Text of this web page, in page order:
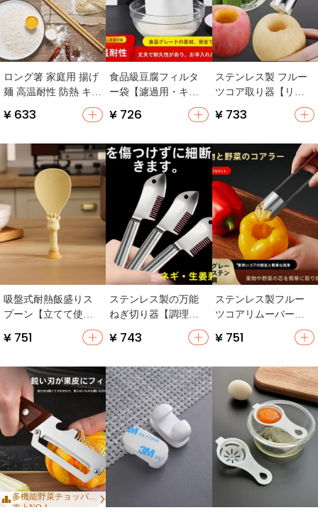
ロング箸 家庭用 揚げ
麺 高温耐性 防熱 キッ
¥ 633
食品級豆腐フィルタ
ー袋【濾過用・キッ
チン用・果汁や豆浆
の濾しこしに最適】
¥ 726
ステンレス製 フルー
ツコア取り器【リン
用】
¥ 733
吸盤式耐熱飯盛りス
プーン【立てて使え
る・食品グレード・
台所用】
¥ 751
ステンレス製の万能
ねぎ切り器【調理用
小道具・便利な多機
能デザイン】
¥ 743
ステンレス製フルー
ツコアリムーバー
応・キッチン用】
¥ 751
多機能野菜チョッパ...
売上NO.1